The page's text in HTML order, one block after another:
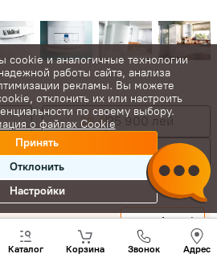
28,025 900 лей
36,040 450 лей
- +
Купить сейчас
Каталог Корзина Звонок Адрес
нам
+(373)
и аналогичные технологии
работы сайта, анализа
рекламы. Вы можете
отклонить их или настроить
по своему выбору.
о файлах Cookie
Принять
Отклонить
Настройки